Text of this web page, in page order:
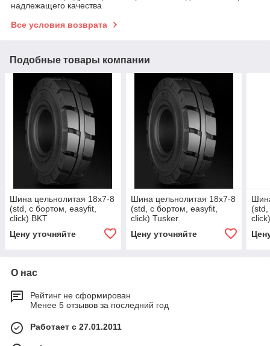
надлежащего качества
Все условия возврата
Подобные товары компании
Шина цельнолитая 18x7-8
(std, с бортом, easyfit,
click) BKT
Цену уточняйте
Шина цельнолитая 18x7-8
(std, с бортом, easyfit,
click) Tusker
Цену уточняйте
О нас
Рейтинг не сформирован
Менее 5 отзывов за последний год
Работает с 27.01.2011